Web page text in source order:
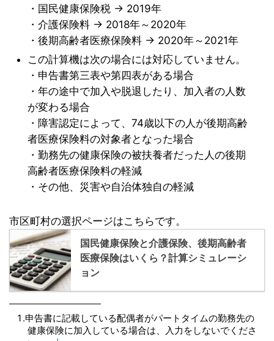
・国民健康保険税 → 2019年
・介護保険料 → 2018年～2020年
・後期高齢者医療保険料 → 2020年～2021年
この計算機は次の場合には対応していません。
・申告書第三表や第四表がある場合
・年の途中で加入や脱退したり、加入者の人数
が変わる場合
・障害認定によって、74歳以下の人が後期高齢
者医療保険料の対象者となった場合
・勤務先の健康保険の被扶養者だった人の後期
高齢者医療保険料の軽減
・その他、災害や自治体独自の軽減
市区町村の選択ページはこちらです。
国民健康保険と介護保険、後期高齢者
医療保険はいくら？計算シミュレーシ
ョン
申告書に記載している配偶者がパートタイムの勤務先の
健康保険に加入している場合は、入力をしないでくださ